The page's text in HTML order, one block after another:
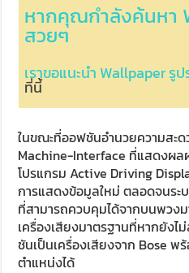
หากคุณกำลังค้นหา
สวยๆ
เราขอแนะนำ Wallpaper รู
ที่นี้
ในขณะที่ออฟชันอำนวยความสะ
Machine-Interface ที่แสดงผล
โปรแกรม Active Driving
การแสดงข้อมูลใหม่ ตลอดจนระ
ที่สามารถควบคุมได้จากบนพวง
เครื่องเสียงมาตรฐานที่หากยังไ
ชันเป็นเครื่องเสียงจาก Bose พ
ตำแหน่งได้